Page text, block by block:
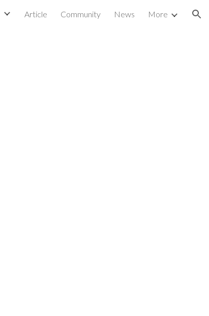
Article Community News More